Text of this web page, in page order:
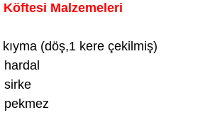
Köftesi Malzemeleri
(döş,1 kere çekilmiş)
hardal
sirke
pekmez